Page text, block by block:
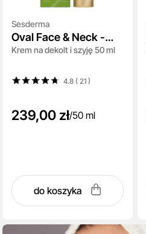
Sesderma
Oval Face & Neck -
Factor G
Krem na dekolt i szyję 50 ml
4.8 ( 21)
239,00 zł/50 ml
do koszyka